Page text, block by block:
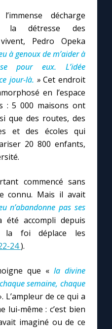
décharge
la détresse des
Pedro Opeka
à genoux de m’aider à
pour eux. L’idée
jour-là. »Cet endroit
en l’espace
: 5 000 maisons ont
que des routes, des
et des écoles qui
20 800 enfants,
commencé sans
connu. Mais il avait
n’abandonne pas ses
été accompli depuis
la foi déplace les
24).
que « la divine
semaine, chaque
L’ampleur de ce qui a
lui-même : c’est bien
imaginé ou de ce